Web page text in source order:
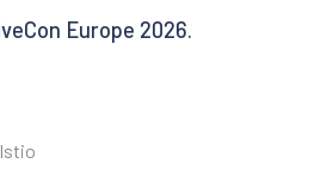
Europe 2026.